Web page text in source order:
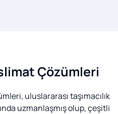
Çözümleri
uluslararası taşımacılık
uzmanlaşmış olup, çeşitli